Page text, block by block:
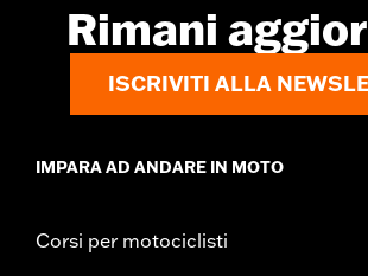
Rimani
ISCRIVITI ALLA
IMPARA AD ANDARE IN MOTO
Corsi per motociclisti